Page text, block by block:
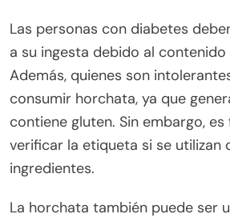
Las personas con diabetes
a su ingesta debido al contenido
Además, quienes son
consumir horchata, ya que
contiene gluten. Sin embargo,
verificar la etiqueta si se utilizan
ingredientes.
La horchata también puede ser